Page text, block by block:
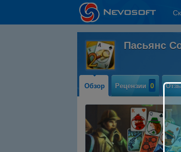
Пасьянс
Обзор Рецензии 0